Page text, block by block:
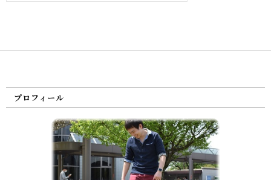
プロフィール